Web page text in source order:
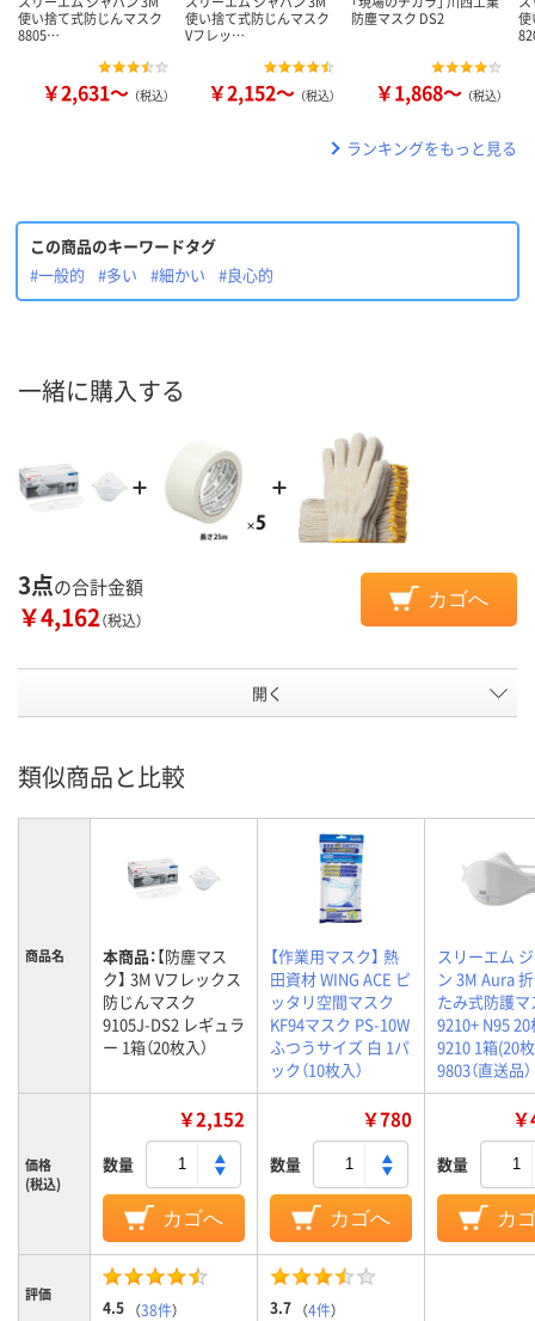
使い捨て式防じんマスク
8805…
￥2,631～ （税込）
使い捨て式防じんマスク
Vフレッ…
￥2,152～ （税込）
防塵マスク DS2
￥1,868～ （税込）
使
ランキングをもっと見る
この商品のキーワードタグ
#一般的
#多い #細かい #良心的
一緒に購入する
3点の合計金額
￥4,162（税込）
カゴへ
開く
類似商品と比較
商品名 本商品：【防塵マス
ク】 3M Vフレックス
防じんマスク
9105J-DS2 レギュラ
ー 1箱（20枚入）
【作業用マスク】 熱
田資材 WING ACE ピ
ッタリ空間マスク
KF94マスク PS-10W
ふつうサイズ 白 1パ
ック（10枚入）
スリーエム
ン 3M Aura
たみ式防護マ
9210+ N95
9210 1箱(20
9803（直送品）
価格
(税込)
￥2,152
数量
カゴへ
￥780
数量
カゴへ
数量
カ
評価
4.5 （38件） 3.7 （4件）